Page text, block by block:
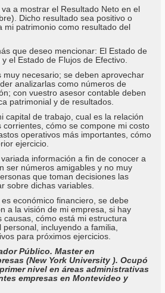
a mostrar el Resultado Neto en el
Dicho resultado sea positivo o
mi patrimonio como resultado del
que deseo mencionar: El Estado de
el Estado de Flujos de Efectivo.
muy necesario; se deben aprovechar
analizarlas como números de
con vuestro asesor contable deben
patrimonial y de resultados.
capital de trabajo, cual es la relación
cómo se compone mi costo
operativos más importantes, cómo
ejercicio.
información a fin de conocer a
ser números amigables y no muy
que toman decisiones las
sobre dichas variables.
económico financiero, se debe
a la visión de mi empresa, si hay
causas, cómo está mi estructura
incluyendo a familia,
para próximos ejercicios.
Público. Master en
(New York University ). Ocupó
nivel en áreas administrativas
empresas en Montevideo y